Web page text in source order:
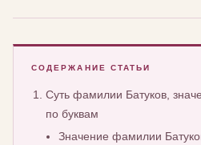
СОДЕРЖАНИЕ СТАТЬИ
Суть фамилии Батуков,
по буквам
Значение фамилии